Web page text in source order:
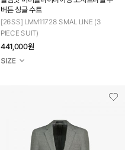
버튼 싱글 수트
[26SS] LMM11728 SMAL LINE (3
PIECE SUIT)
441,000원